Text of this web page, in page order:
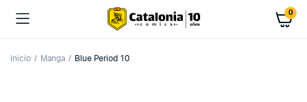
0
Inicio Manga Blue Period 10